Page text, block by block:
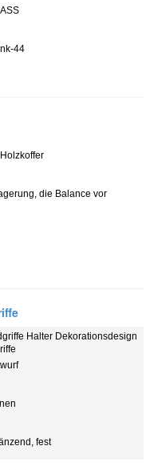
44
die Balance vor
Halter Dekorationsdesign
fest